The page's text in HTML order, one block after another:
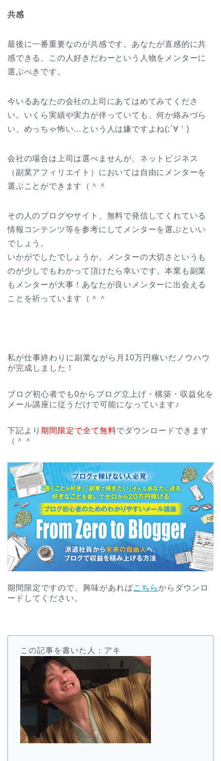
共感
最後に一番重要なのが共感です。あなたが直感的に共
感できる、この人好きだわーという人物をメンターに
選ぶべきです。
今いるあなたの会社の上司にあてはめてみてくださ
い。いくら実績や実力が伴っていても、何か絡みづら
い、めっちゃ怖い…という人は嫌ですよね(;´∀｀)
会社の場合は上司は選べませんが、ネットビジネス
（副業アフィリエイト）においては自由にメンターを
選ぶことができます（＾＾
その人のブログやサイト、無料で発信してくれている
情報コンテンツ等を参考にしてメンターを選ぶといい
でしょう。
いかがでしたでしょうか。メンターの大切さというも
のが少しでもわかって頂けたら幸いです。本業も副業
もメンターが大事！あなたが良いメンターに出会える
ことを祈っています（＾＾
私が仕事終わりに副業ながら月10万円稼いだノウハウ
が完成しました！
ブログ初心者でも0からブログ立上げ・構築・収益化を
メール講座に従うだけで可能になっています♪
下記より 期間限定で全て無料でダウンロードできます
（＾＾
期間限定ですので、興味があればこちらからダウンロ
ードしてください。
この記事を書いた人：アキ